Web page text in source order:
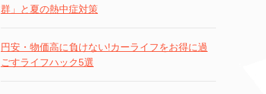
群」と夏の熱中症対策
円安・物価高に負けない!カーライフをお得に過
ごすライフハック5選